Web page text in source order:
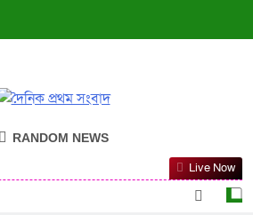
দৈনিক প্রথম সংবাদ
RANDOM NEWS
Live Now